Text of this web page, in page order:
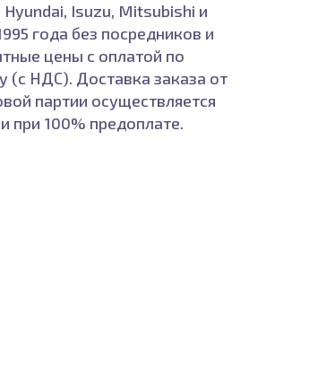
Hyundai, Isuzu, Mitsubishi и
года без посредников и
цены с оплатой по
(с НДС). Доставка заказа от
партии осуществляется
при 100% предоплате.